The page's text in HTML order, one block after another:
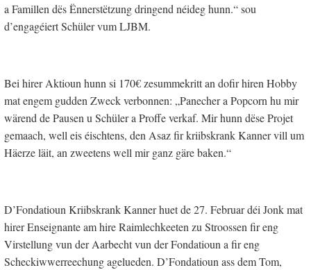
a Famillen dës Ënnerstëtzung dringend néideg hunn.“ sou
d’engagéiert Schüler vum LJBM.
Bei hirer Aktioun hunn si 170€ zesummekritt an dofir hiren Hobby
mat engem gudden Zweck verbonnen: „Panecher a Popcorn hu mir
wärend de Pausen u Schüler a Proffe verkaf. Mir hunn dëse Projet
gemaach, well eis éischtens, den Asaz fir kriibskrank Kanner vill um
Häerze läit, an zweetens well mir ganz gäre baken.“
D’Fondatioun Kriibskrank Kanner huet de 27. Februar déi Jonk mat
hirer Enseignante am hire Raimlechkeeten zu Stroossen fir eng
Virstellung vun der Aarbecht vun der Fondatioun a fir eng
Scheckiwwerreechung agelueden. D’Fondatioun ass dem Tom,